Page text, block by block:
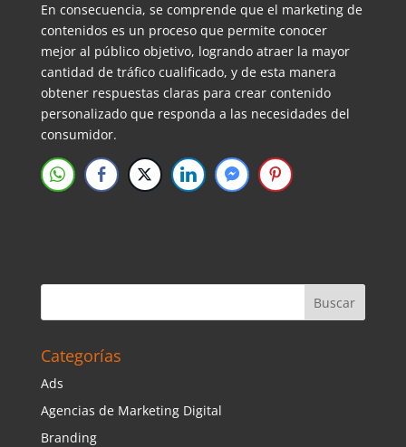
En consecuencia, se comprende que el marketing de
contenidos es un proceso que permite conocer
mejor al público objetivo, logrando atraer la mayor
cantidad de tráfico cualificado, y de esta manera
obtener respuestas claras para crear contenido
personalizado que responda a las necesidades del
consumidor.
Categorías
Ads
Agencias de Marketing Digital
Branding